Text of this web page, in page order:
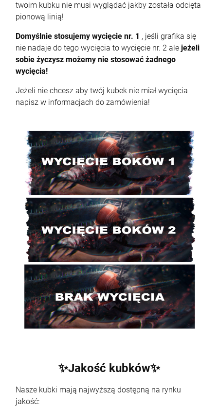
twoim kubku nie musi wyglądać jakby została odcięta
pionową linią!
Domyślnie stosujemy wycięcie nr. 1 , jeśli grafika się
nie nadaje do tego wycięcia to wycięcie nr. 2 ale jeżeli
sobie życzysz możemy nie stosować żadnego
wycięcia!
Jeżeli nie chcesz aby twój kubek nie miał wycięcia
napisz w informacjach do zamówienia!
✨Jakość kubków✨
Nasze kubki mają najwyższą dostępną na rynku
jakość: